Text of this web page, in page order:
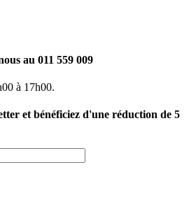
au 011 559 009
à 17h00.
et bénéficiez d'une réduction de 5